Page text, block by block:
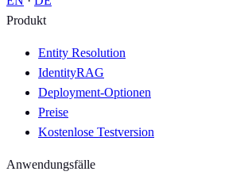
Produkt
Entity Resolution
IdentityRAG
Deployment-Optionen
Preise
Kostenlose Testversion
Anwendungsfälle